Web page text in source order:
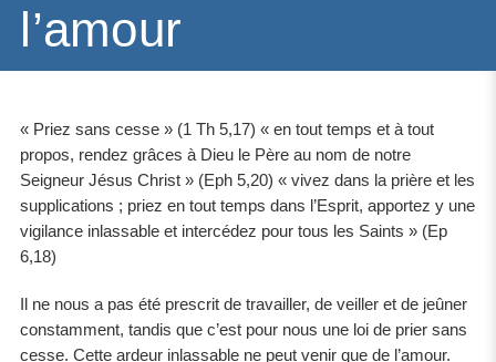
l’amour
« Priez sans cesse » (1 Th 5,17) « en tout temps et à tout
propos, rendez grâces à Dieu le Père au nom de notre
Seigneur Jésus Christ » (Eph 5,20) « vivez dans la prière et les
supplications ; priez en tout temps dans l’Esprit, apportez y une
vigilance inlassable et intercédez pour tous les Saints » (Ep
6,18)
Il ne nous a pas été prescrit de travailler, de veiller et de jeûner
constamment, tandis que c’est pour nous une loi de prier sans
cesse. Cette ardeur inlassable ne peut venir que de l’amour.